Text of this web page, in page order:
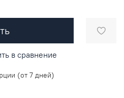
в сравнение
(от 7 дней)